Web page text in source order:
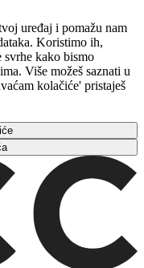
uređaj i pomažu nam
Koristimo ih,
svrhe kako bismo
Više možeš saznati u
kolačiće' pristaješ